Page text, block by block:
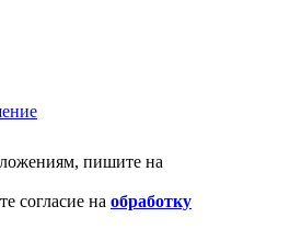
пишите на
согласие на обработку